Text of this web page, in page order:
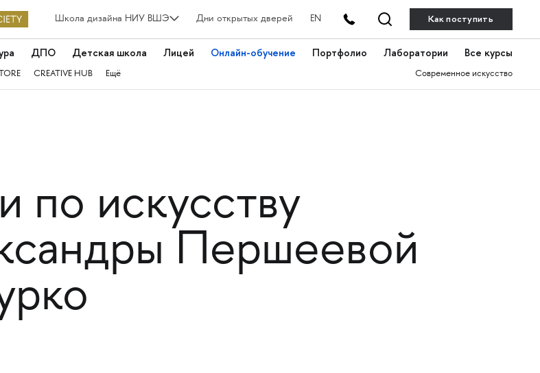
Школа дизайна НИУ ВШЭ Дни открытых дверей EN Как поступить
ДПО Детская школа Лицей Онлайн-обучение Портфолио Лаборатории Все курсы
CREATIVE HUB Ещё Современное искусство
по искусству
Першеевой